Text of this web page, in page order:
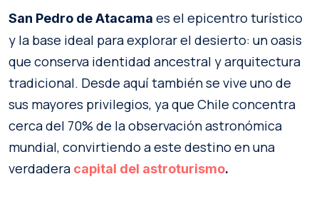
San Pedro de Atacama es el epicentro turístico
y la base ideal para explorar el desierto: un oasis
que conserva identidad ancestral y arquitectura
tradicional. Desde aquí también se vive uno de
sus mayores privilegios, ya que Chile concentra
cerca del 70% de la observación astronómica
mundial, convirtiendo a este destino en una
verdadera capital del astroturismo.